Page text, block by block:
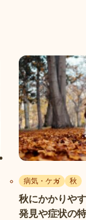
病気・ケガ 秋
秋にかかりや
発見や症状の